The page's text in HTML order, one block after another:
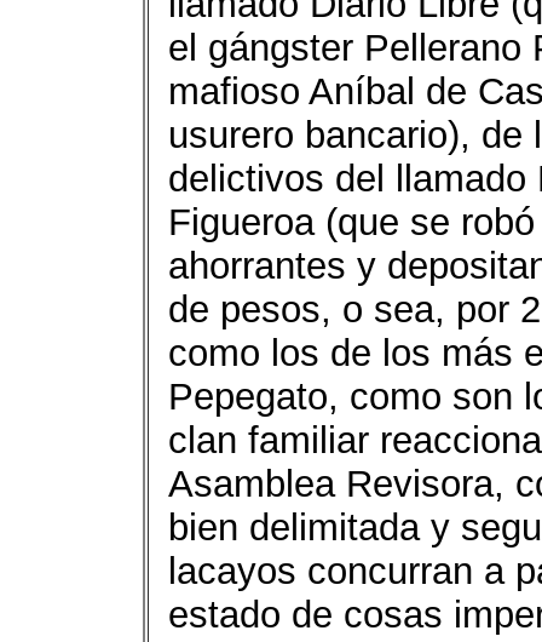
el gángster Pellerano
mafioso Aníbal de
usurero bancario),
delictivos del llamado
Figueroa (que se
ahorrantes y
de pesos, o sea, por
como los de los más
Pepegato, como son
clan familiar
Asamblea Revisora,
bien delimitada y
lacayos concurran a
estado de cosas